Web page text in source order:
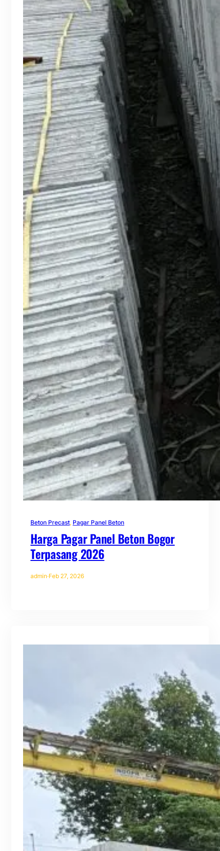
Beton Precast, Pagar Panel Beton
Harga Pagar Panel Beton Bogor
Terpasang 2026
admin·Feb 27, 2026